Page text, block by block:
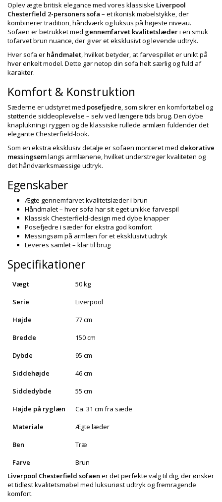
Oplev ægte britisk elegance med vores klassiske Liverpool
Chesterfield 2-personers sofa – et ikonisk møbelstykke, der
kombinerer tradition, håndværk og luksus på højeste niveau.
Sofaen er betrukket med gennemfarvet kvalitetslæderi en smuk
tofarvet brun nuance, der giver et eksklusivt og levende udtryk.
Hver sofa er håndmalet, hvilket betyder, at farvespillet er unikt på
hver enkelt model. Dette gør netop din sofa helt særlig og fuld af
karakter.
Komfort & Konstruktion
Sæderne er udstyret med posefjedre, som sikrer en komfortabel og
støttende siddeoplevelse – selv ved længere tids brug. Den dybe
knaplukning i ryggen og de klassiske rullede armlæn fuldender det
elegante Chesterfield-look.
Som en ekstra eksklusiv detalje er sofaen monteret med dekorative
messingsømlangs armlænene, hvilket understreger kvaliteten og
det håndværksmæssige udtryk.
Egenskaber
Ægte gennemfarvet kvalitetslæder i brun
Håndmalet – hver sofa har sit eget unikke farvespil
Klassisk Chesterfield-design med dybe knapper
Posefjedre i sæder for ekstra god komfort
Messingsøm på armlæn for et eksklusivt udtryk
Leveres samlet – klar til brug
Specifikationer
Vægt
50 kg
Serie
Liverpool
Højde
77 cm
Bredde
150 cm
Dybde
95 cm
Siddehøjde
46 cm
Siddedybde
55 cm
Højde på ryglæn
Ca. 31 cm fra sæde
Materiale
Ægte læder
Ben
Træ
Farve
Brun
Liverpool Chesterfield sofaen er det perfekte valg til dig, der ønsker
et tidløst kvalitetsmøbel med luksuriøst udtryk og fremragende
komfort.